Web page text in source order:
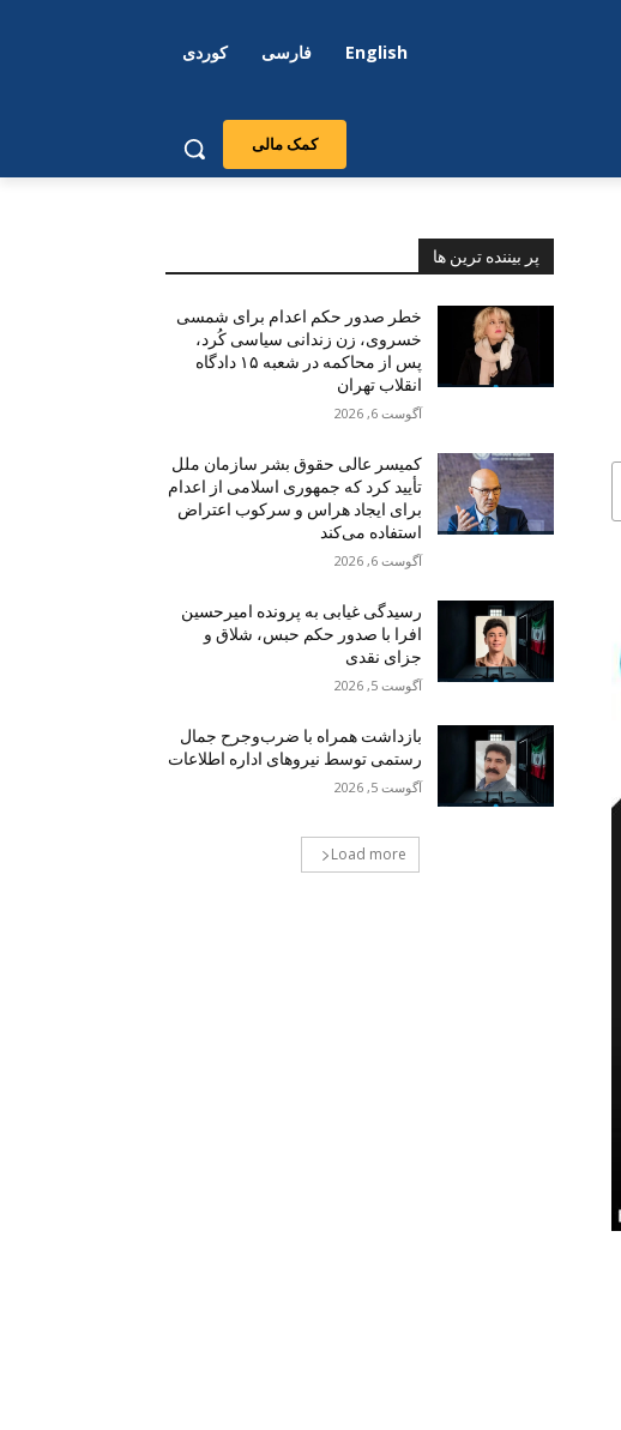
English فارسی کوردی
کمک مالی
پر بیننده ترین ها
خطر صدور حکم اعدام برای شمسی
خسروی، زن زندانی سیاسی کُرد،
پس از محاکمه در شعبه ۱۵ دادگاه
انقلاب تهران
آگوست 6, 2026
کمیسر عالی حقوق بشر سازمان ملل
تأیید کرد که جمهوری اسلامی از اعدام
برای ایجاد هراس و سرکوب اعتراض
استفاده می‌کند
آگوست 6, 2026
رسیدگی غیابی به پرونده امیرحسین
افرا با صدور حکم حبس، شلاق و
جزای نقدی
آگوست 5, 2026
بازداشت همراه با ضرب‌وجرح جمال
رستمی توسط نیروهای اداره اطلاعات
آگوست 5, 2026
Load more